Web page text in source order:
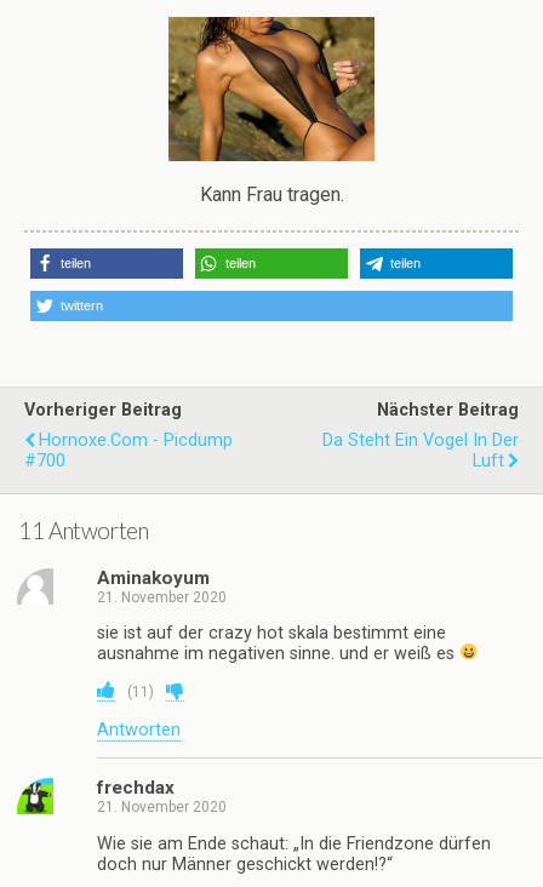
Kann Frau tragen.
teilen teilen teilen
twittern
Vorheriger Beitrag
Hornoxe.com - Picdump
#700
Nächster Beitrag
Da Steht Ein Vogel In Der
Luft
11 Antworten
Aminakoyum
21. November 2020
sie ist auf der crazy hot skala bestimmt eine
ausnahme im negativen sinne. und er weiß es
(11 )
Antworten
frechdax
21. November 2020
Wie sie am Ende schaut: „In die Friendzone dürfen
doch nur Männer geschickt werden!?“